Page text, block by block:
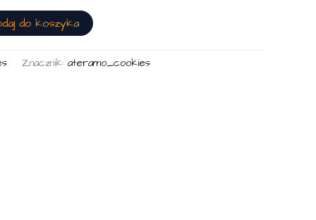
do koszyka
Znacznik: ateramo_cookies